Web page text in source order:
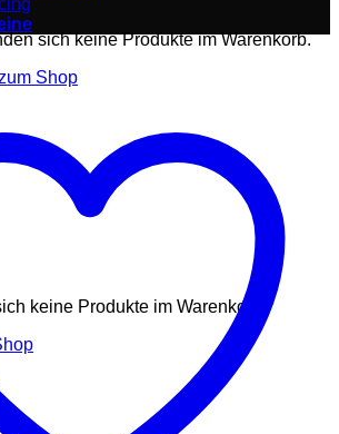
sich keine Produkte im Warenkorb.
Shop
keine Produkte im Warenkorb.